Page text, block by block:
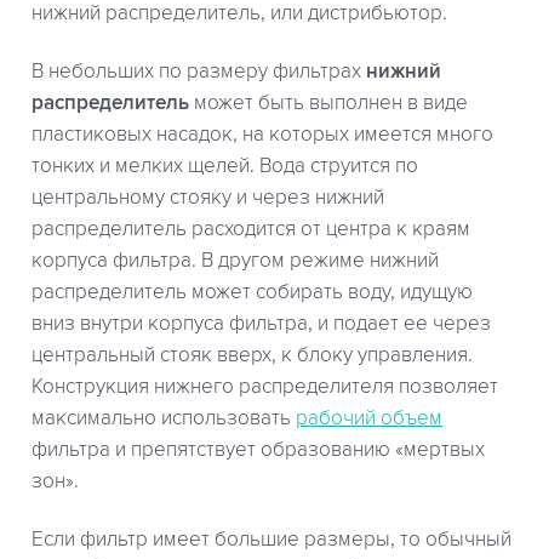
нижний распределитель, или дистрибьютор.
В небольших по размеру фильтрах нижний
распределитель может быть выполнен в виде
пластиковых насадок, на которых имеется много
тонких и мелких щелей. Вода струится по
центральному стояку и через нижний
распределитель расходится от центра к краям
корпуса фильтра. В другом режиме нижний
распределитель может собирать воду, идущую
вниз внутри корпуса фильтра, и подает ее через
центральный стояк вверх, к блоку управления.
Конструкция нижнего распределителя позволяет
максимально использовать рабочий объем
фильтра и препятствует образованию «мертвых
зон».
Если фильтр имеет большие размеры, то обычный